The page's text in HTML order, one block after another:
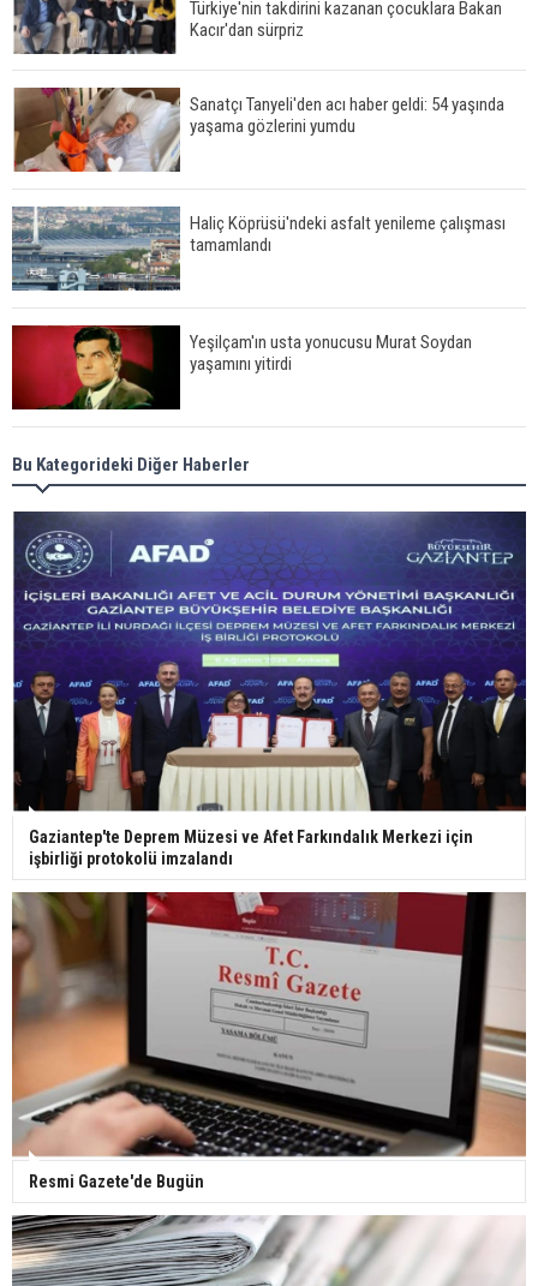
Türkiye'nin takdirini kazanan çocuklara Bakan
Kacır'dan sürpriz
Sanatçı Tanyeli'den acı haber geldi: 54 yaşında
yaşama gözlerini yumdu
Haliç Köprüsü'ndeki asfalt yenileme çalışması
tamamlandı
Yeşilçam'ın usta yonucusu Murat Soydan
yaşamını yitirdi
Meral Akşener ile Müsavat Dervişoğlu cenazede
görüntülendi
29 Mayıs okullar tatil mi?
Bilim kurgu gerçekleşiyor... Dondurulmuş
insanları hayata döndürecek keşif
Ünlü türkücü Mahmut Tuncer estetik operasyon
geçirdi: Son hali gündem oldu
Yerli turist 229,7 milyar lira seyahat harcaması
Gazze'deki Sağlık Bakanlığı duyurdu: Vahşetin
pençesinde 2 salgın vaka tespit edildi
Bu Kategorideki Diğer Haberler
Gaziantep'te Deprem Müzesi ve Afet Farkındalık Merkezi için
işbirliği protokolü imzalandı
Resmi Gazete'de Bugün